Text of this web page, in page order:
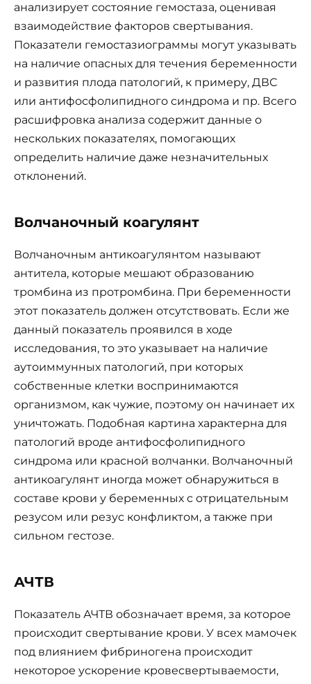
анализирует состояние гемостаза, оценивая
взаимодействие факторов свертывания.
Показатели гемостазиограммы могут указывать
на наличие опасных для течения беременности
и развития плода патологий, к примеру, ДВС
или антифосфолипидного синдрома и пр. Всего
расшифровка анализа содержит данные о
нескольких показателях, помогающих
определить наличие даже незначительных
отклонений.
Волчаночный коагулянт
Волчаночным антикоагулянтом называют
антитела, которые мешают образованию
тромбина из протромбина. При беременности
этот показатель должен отсутствовать. Если же
данный показатель проявился в ходе
исследования, то это указывает на наличие
аутоиммунных патологий, при которых
собственные клетки воспринимаются
организмом, как чужие, поэтому он начинает их
уничтожать. Подобная картина характерна для
патологий вроде антифосфолипидного
синдрома или красной волчанки. Волчаночный
антикоагулянт иногда может обнаружиться в
составе крови у беременных с отрицательным
резусом или резус конфликтом, а также при
сильном гестозе.
АЧТВ
Показатель АЧТВ обозначает время, за которое
происходит свертывание крови. У всех мамочек
под влиянием фибриногена происходит
некоторое ускорение кровесвертываемости,